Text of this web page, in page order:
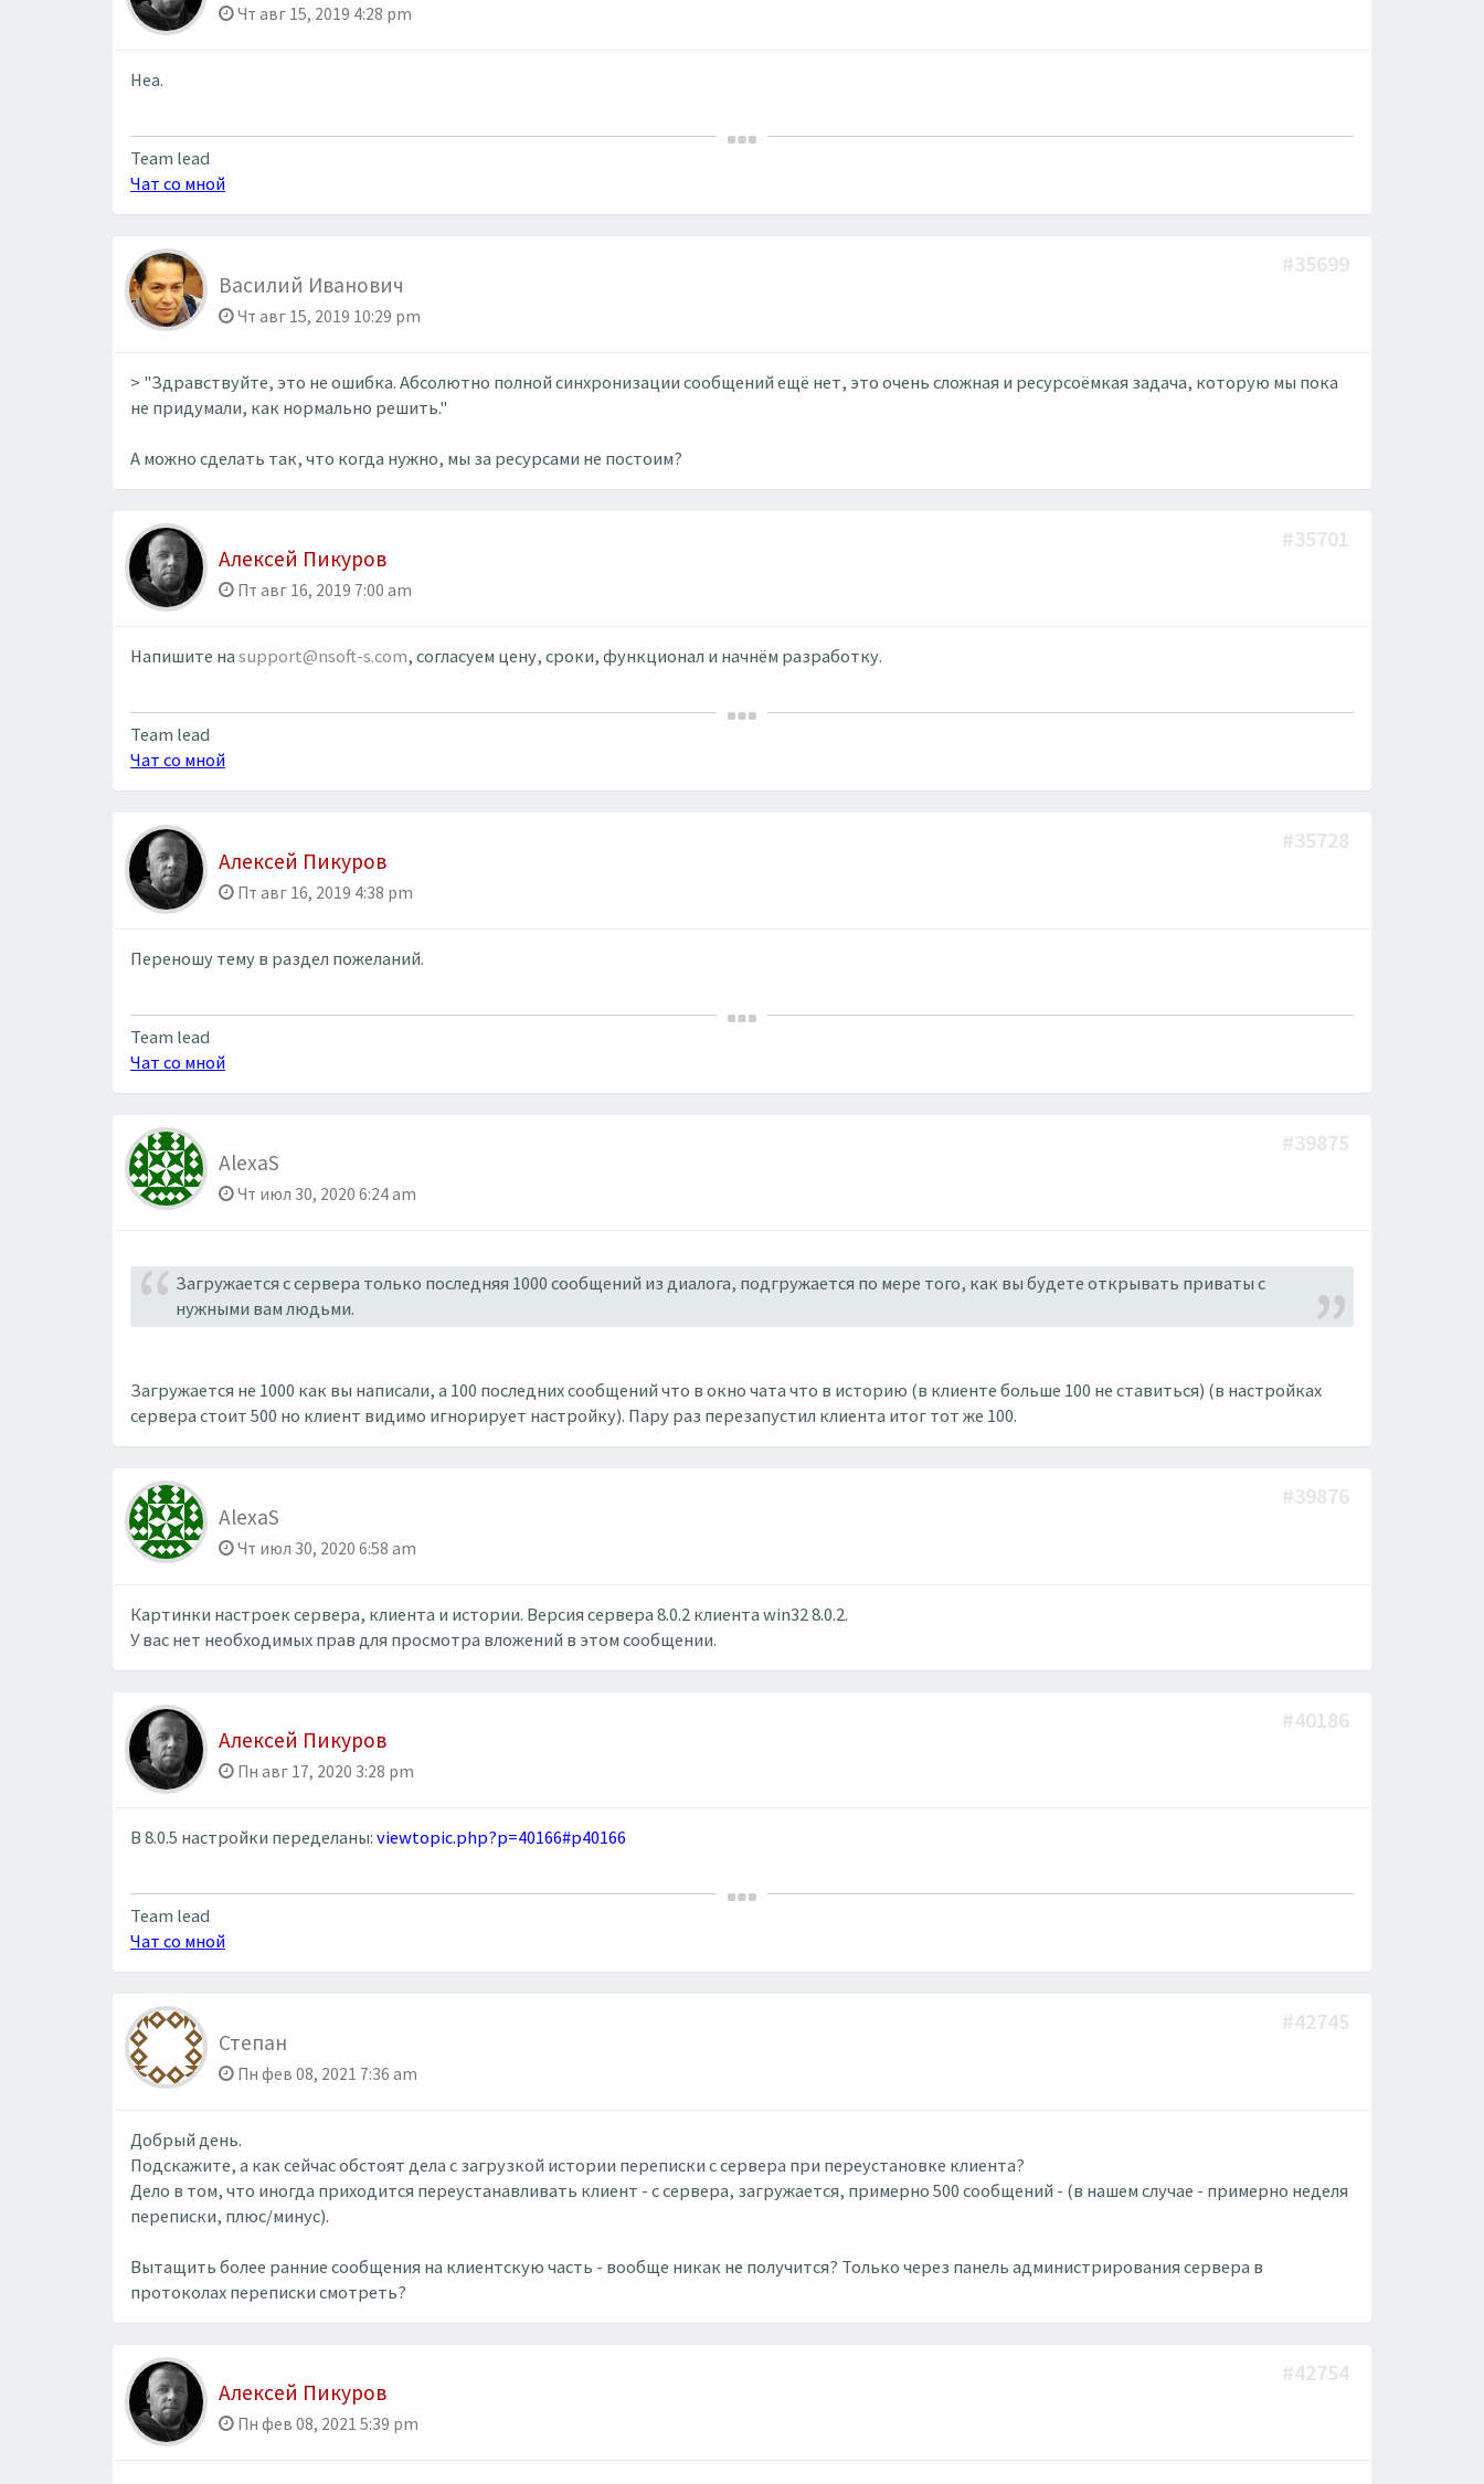
Чт авг 15, 2019 4:28 pm
Неа.
Team lead
Чат со мной
Василий Иванович
Чт авг 15, 2019 10:29 pm
#35699
> "Здравствуйте, это не ошибка. Абсолютно полной синхронизации сообщений ещё нет, это очень сложная и ресурсоёмкая задача, которую мы пока
не придумали, как нормально решить."
А можно сделать так, что когда нужно, мы за ресурсами не постоим?
Алексей Пикуров
Пт авг 16, 2019 7:00 am
#35701
Напишите наsupport@nsoft-s.com, согласуем цену, сроки, функционал и начнём разработку.
Team lead
Чат со мной
Алексей Пикуров
Пт авг 16, 2019 4:38 pm
#35728
Переношу тему в раздел пожеланий.
Team lead
Чат со мной
AlexaS
Чт июл 30, 2020 6:24 am
#39875
Загружается с сервера только последняя 1000 сообщений из диалога, подгружается по мере того, как вы будете открывать приваты с
нужными вам людьми.
Загружается не 1000 как вы написали, а 100 последних сообщений что в окно чата что в историю (в клиенте больше 100 не ставиться) (в настройках
сервера стоит 500 но клиент видимо игнорирует настройку). Пару раз перезапустил клиента итог тот же 100.
AlexaS
Чт июл 30, 2020 6:58 am
#39876
Картинки настроек сервера, клиента и истории. Версия сервера 8.0.2 клиента win32 8.0.2.
У вас нет необходимых прав для просмотра вложений в этом сообщении.
Алексей Пикуров
Пн авг 17, 2020 3:28 pm
#40186
В 8.0.5 настройки переделаны:viewtopic.php?p=40166#p40166
Team lead
Чат со мной
Степан
Пн фев 08, 2021 7:36 am
#42745
Добрый день.
Подскажите, а как сейчас обстоят дела с загрузкой истории переписки с сервера при переустановке клиента?
Дело в том, что иногда приходится переустанавливать клиент - с сервера, загружается, примерно 500 сообщений - (в нашем случае - примерно неделя
переписки, плюс/минус).
Вытащить более ранние сообщения на клиентскую часть - вообще никак не получится? Только через панель администрирования сервера в
протоколах переписки смотреть?
Алексей Пикуров
Пн фев 08, 2021 5:39 pm
#42754